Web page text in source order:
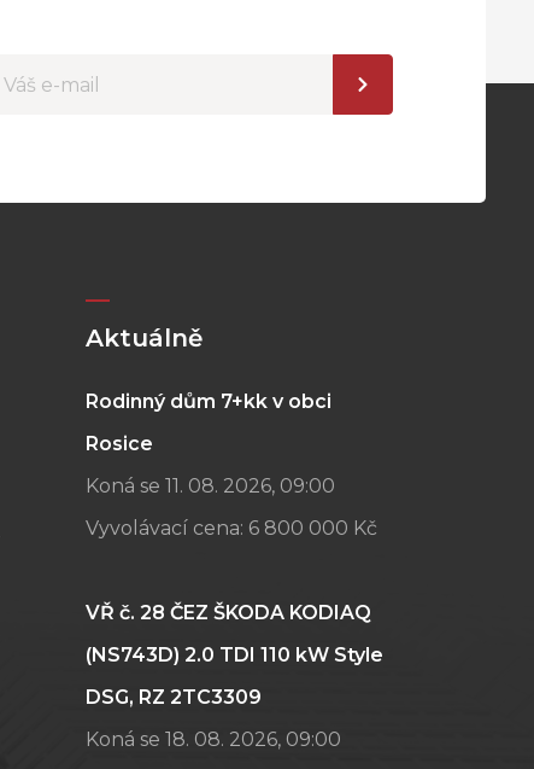
Aktuálně
Rodinný dům 7+kk v obci
Rosice
Koná se 11. 08. 2026, 09:00
Vyvolávací cena: 6 800 000 Kč
VŘ č. 28 ČEZ ŠKODA KODIAQ
(NS743D) 2.0 TDI 110 kW Style
DSG, RZ 2TC3309
Koná se 18. 08. 2026, 09:00